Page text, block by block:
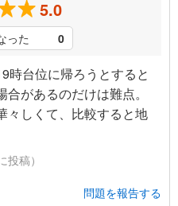
5.0
った 0
時台位に帰ろうとすると
があるのだけは難点。
々しくて、比較すると地
稿）
問題を報告する